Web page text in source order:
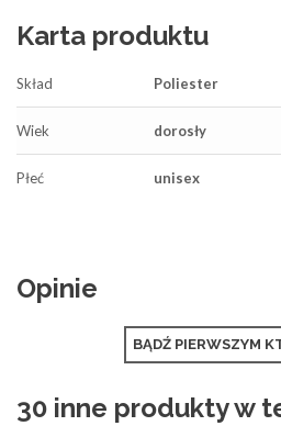
Karta produktu
Skład Poliester
Wiek dorosły
Płeć unisex
Opinie
BĄDŹ PIERWSZYM
30 inne produkty w